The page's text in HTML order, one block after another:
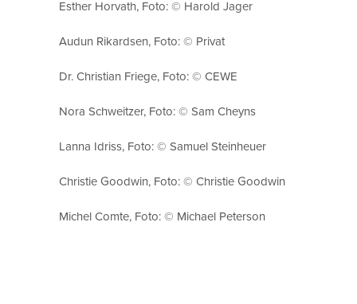
Esther Horvath, Foto: © Harold Jager
Audun Rikardsen, Foto: © Privat
Dr. Christian Friege, Foto: © CEWE
Nora Schweitzer, Foto: © Sam Cheyns
Lanna Idriss, Foto: © Samuel Steinheuer
Christie Goodwin, Foto: © Christie Goodwin
Michel Comte, Foto: © Michael Peterson